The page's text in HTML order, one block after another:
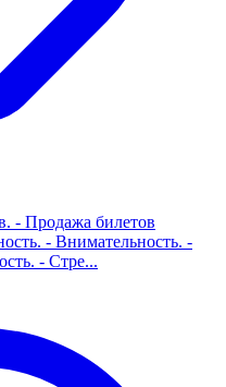
- Продажа билетов
- Внимательность. -
- Стре...